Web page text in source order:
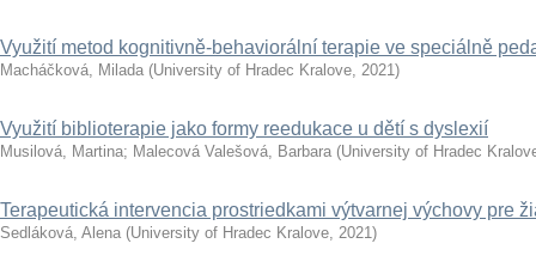
Využití metod kognitivně-behaviorální terapie ve speciálně
Macháčková, Milada (University of Hradec Kralove, 2021)
Využití biblioterapie jako formy reedukace u dětí s dyslexií
Musilová, Martina; Malecová Valešová, Barbara (University of Hradec
Terapeutická intervencia prostriedkami výtvarnej výchovy pre
Sedláková, Alena (University of Hradec Kralove, 2021)